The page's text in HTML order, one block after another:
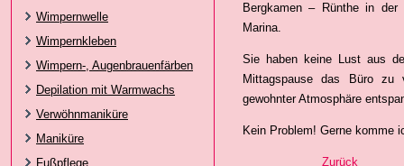
Wimpernwelle
Wimpernkleben
Wimpern-, Augenbrauenfärben
Depilation mit Warmwachs
Verwöhnmaniküre
Maniküre
Fußpflege
Bergkamen – Rünthe in der
Marina.
Sie haben keine Lust aus
Mittagspause das Büro zu
gewohnter Atmosphäre
Kein Problem! Gerne komme
Zurück